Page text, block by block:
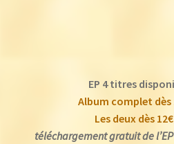
EP 4 titres
Album complet dès
Les deux dès
téléchargement gratuit de